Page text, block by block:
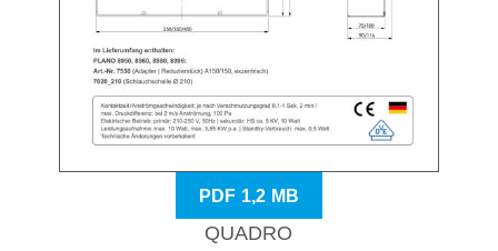
PDF 1,2 MB
QUADRO